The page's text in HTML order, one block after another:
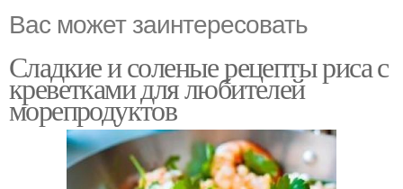
Вас может заинтересовать
Сладкие и соленые рецепты риса с
креветками для любителей
морепродуктов